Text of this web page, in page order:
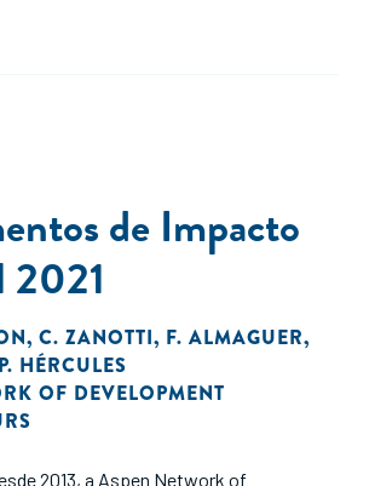
de Impacto
2021
, C. ZANOTTI, F. ALMAGUER,
P. HÉRCULES
OF DEVELOPMENT
2013, a Aspen Network of